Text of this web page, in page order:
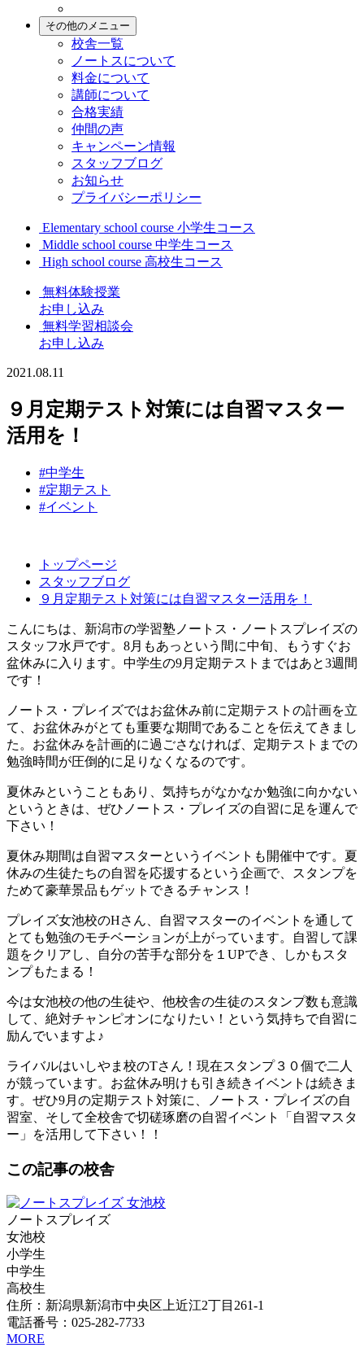
その他のメニュー
校舎一覧
ノートスについて
料金について
講師について
合格実績
仲間の声
キャンペーン情報
スタッフブログ
お知らせ
プライバシーポリシー
Elementary school course 小学生コース
Middle school course 中学生コース
High school course 高校生コース
無料体験授業
お申し込み
無料学習相談会
お申し込み
2021.08.11
９月定期テスト対策には自習マスター
活用を！
#中学生
#定期テスト
#イベント
トップページ
スタッフブログ
９月定期テスト対策には自習マスター活用を！
こんにちは、新潟市の学習塾ノートス・ノートスプレイズの
スタッフ水戸です。8月もあっという間に中旬、もうすぐお
盆休みに入ります。中学生の9月定期テストまではあと3週間
です！
ノートス・プレイズではお盆休み前に定期テストの計画を立
て、お盆休みがとても重要な期間であることを伝えてきまし
た。お盆休みを計画的に過ごさなければ、定期テストまでの
勉強時間が圧倒的に足りなくなるのです。
夏休みということもあり、気持ちがなかなか勉強に向かない
というときは、ぜひノートス・プレイズの自習に足を運んで
下さい！
夏休み期間は自習マスターというイベントも開催中です。夏
休みの生徒たちの自習を応援するという企画で、スタンプを
ためて豪華景品もゲットできるチャンス！
プレイズ女池校のHさん、自習マスターのイベントを通して
とても勉強のモチベーションが上がっています。自習して課
題をクリアし、自分の苦手な部分を１UPでき、しかもスタ
ンプもたまる！
今は女池校の他の生徒や、他校舎の生徒のスタンプ数も意識
して、絶対チャンピオンになりたい！という気持ちで自習に
励んでいますよ♪
ライバルはいしやま校のTさん！現在スタンプ３０個で二人
が競っています。お盆休み明けも引き続きイベントは続きま
す。ぜひ9月の定期テスト対策に、ノートス・プレイズの自
習室、そして全校舎で切磋琢磨の自習イベント「自習マスタ
ー」を活用して下さい！！
この記事の校舎
ノートスプレイズ
女池校
小学生
中学生
高校生
住所：新潟県新潟市中央区上近江2丁目261-1
電話番号：025-282-7733
MORE